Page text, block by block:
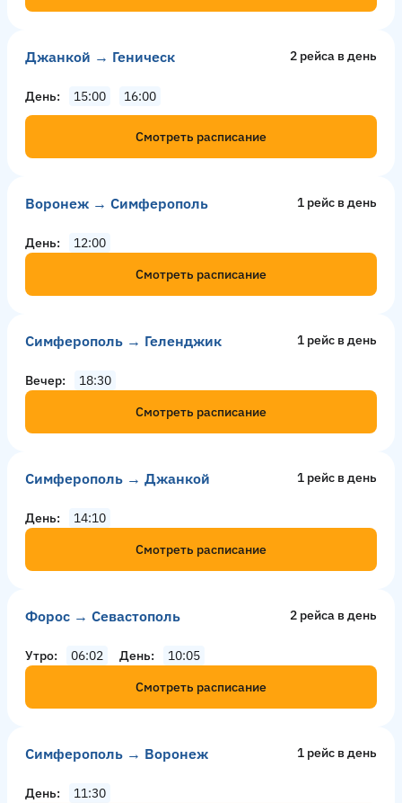
Джанкой → Геническ 2 рейсa в день
День 15:00 16:00
Смотреть расписание
Воронеж → Симферополь 1 рейс в день
День
12:00
Смотреть расписание
Симферополь → Геленджик 1 рейс в день
Вечер
18:30
Смотреть расписание
Симферополь → Джанкой 1 рейс в день
День
14:10
Смотреть расписание
Форос → Севастополь 2 рейсa в день
Утро 06:02 День
10:05
Смотреть расписание
Симферополь → Воронеж 1 рейс в день
День
11:30